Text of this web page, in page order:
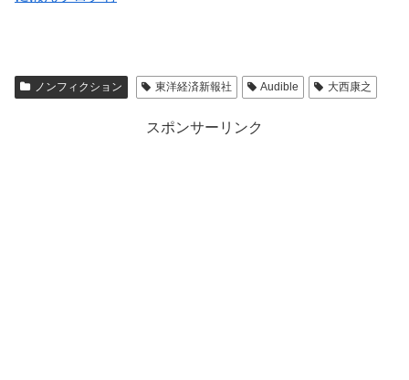
ノンフィクション 東洋経済新報社 Audible 大西康之
スポンサーリンク